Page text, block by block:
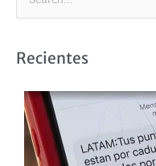
cRecientes